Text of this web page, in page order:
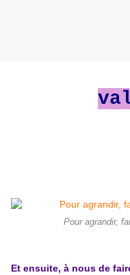
Pour agrandir,
Et ensuite, à nous de